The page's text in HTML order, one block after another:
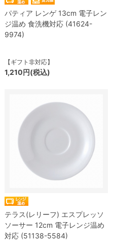
パティア レンゲ 13cm 電子レン
ジ温め 食洗機対応 (41624-
9974)
【ギフト非対応】
1,210円(税込)
テラス(レリーフ) エスプレッソ
ソーサー 12cm 電子レンジ温め
対応 (51138-5584)